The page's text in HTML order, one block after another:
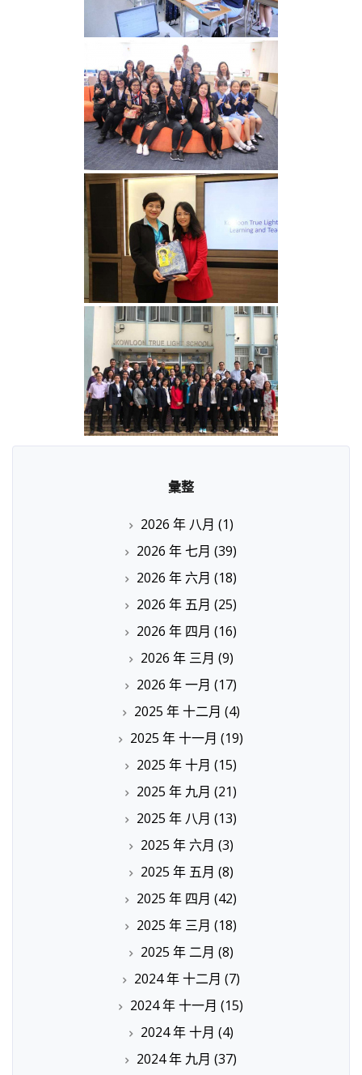
彙整
2026 年 八月 (1)
2026 年 七月 (39)
2026 年 六月 (18)
2026 年 五月 (25)
2026 年 四月 (16)
2026 年 三月 (9)
2026 年 一月 (17)
2025 年 十二月 (4)
2025 年 十一月 (19)
2025 年 十月 (15)
2025 年 九月 (21)
2025 年 八月 (13)
2025 年 六月 (3)
2025 年 五月 (8)
2025 年 四月 (42)
2025 年 三月 (18)
2025 年 二月 (8)
2024 年 十二月 (7)
2024 年 十一月 (15)
2024 年 十月 (4)
2024 年 九月 (37)